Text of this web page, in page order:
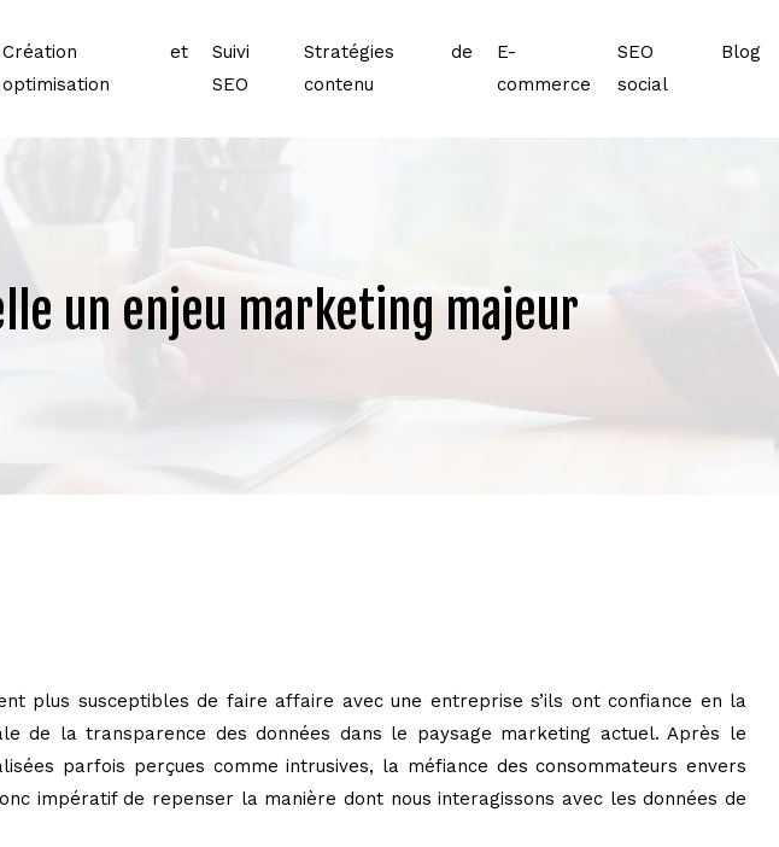
Création et
optimisation
Suivi
SEO
Stratégies de
contenu
E-
commerce
SEO
social
Blog
un enjeu marketing majeur
plus susceptibles de faire affaire avec une entreprise s’ils ont confiance en la
de la transparence des données dans le paysage marketing actuel. Après le
parfois perçues comme intrusives, la méfiance des consommateurs envers
impératif de repenser la manière dont nous interagissons avec les données de